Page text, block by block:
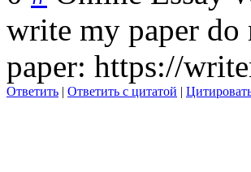
write my paper
paper: https://
Ответить | Ответить с цитатой |